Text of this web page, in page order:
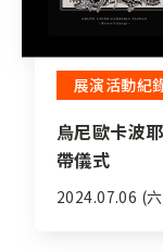
展演活動紀
烏尼歐卡波
帶儀式
2024.07.06 (